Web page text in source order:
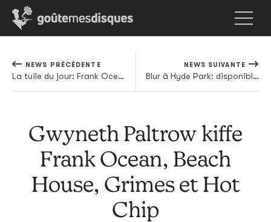
NEWS PRÉCÉDENTE
La tuile du jour: Frank Ocean annule sa tournée européenne
NEWS SUIVANTE
Blur à Hyde Park: disponible aujourd'hui sur iTunes avant l'invasion CD
Gwyneth Paltrow kiffe
Frank Ocean, Beach
House, Grimes et Hot
Chip